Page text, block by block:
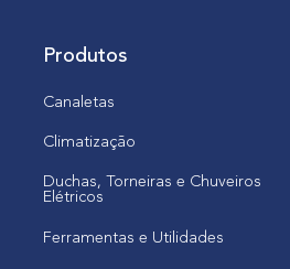
Produtos
Canaletas
Climatização
Duchas, Torneiras e Chuveiros
Elétricos
Ferramentas e Utilidades